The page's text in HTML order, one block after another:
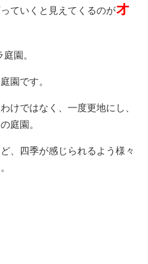
ていくと見えてくるのがオ
園。
園です。
けではなく、一度更地にし、
庭園。
、四季が感じられるよう様々